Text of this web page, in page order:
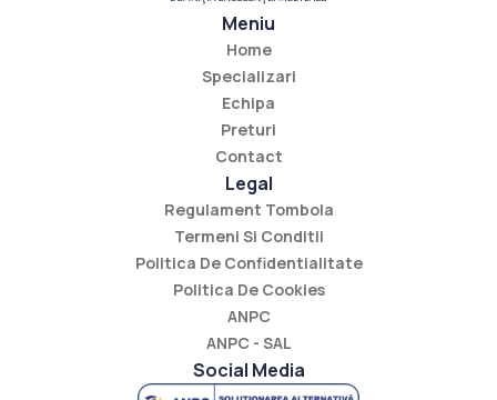
Meniu
Home
Specializari
Echipa
Preturi
Contact
Legal
Regulament Tombola
Termeni Si Conditii
Politica De Confidentialitate
Politica De Cookies
ANPC
ANPC - SAL
Social Media